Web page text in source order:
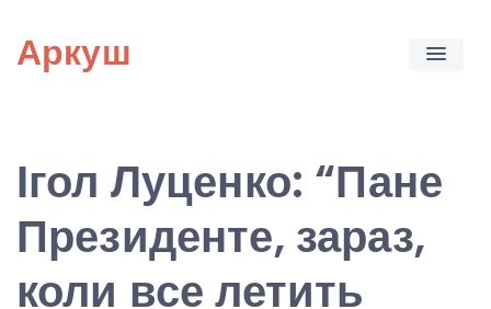
content
Аркуш
Ігол Луценко: “Пане
Президенте, зараз,
коли все летить